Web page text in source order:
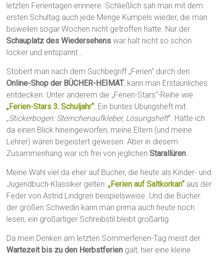
letzten Ferientagen erinnere. Schließlich sah man mit dem
ersten Schultag auch jede Menge Kumpels wieder, die man
bisweilen sogar Wochen nicht getroffen hatte. Nur der
Schauplatz des Wiedersehens war halt nicht so schön
locker und entspannt…
Stöbert man nach dem Suchbegriff „Ferien“ durch den
Online-Shop der BÜCHER-HEIMAT, kann man Erstaunliches
entdecken. Unter anderem die „Ferien-Stars“-Reihe wie
„Ferien-Stars 3. Schuljahr“. Ein buntes Übungsheft mit
„Stickerbogen: Sternchenaufkleber, Lösungsheft“. Hätte ich
da einen Blick hineingeworfen, meine Eltern (und meine
Lehrer) wären begeistert gewesen. Aber in diesem
Zusammenhang war ich frei von jeglichenStarallüren
Meine Wahl viel da eher auf Bücher, die heute als Kinder- und
Jugendbuch-Klassiker gelten:„Ferien auf Saltkorkan“aus der
Feder von Astrid Lindgren beispielsweise. Und die Bücher
der großen Schwedin kann man prima auch heute noch
lesen, ein großartiger Schreibstil bleibt großartig.
Da mein Denken am letzten Sommerferien-Tag meist der
Wartezeit bis zu den Herbstferien galt, hier eine kleine